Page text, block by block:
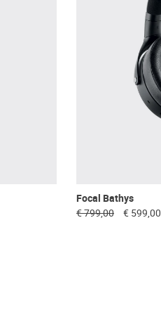
Focal Bathys
€ 799,00 € 599,00